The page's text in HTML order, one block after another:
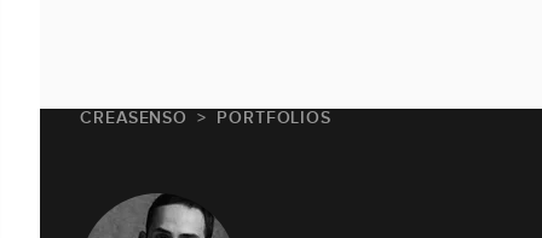
CREASENSO PORTFOLIOS